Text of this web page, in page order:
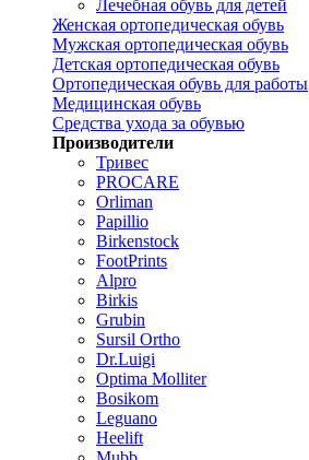
Лечебная обувь для детей
Женская ортопедическая обувь
Мужская ортопедическая обувь
Детская ортопедическая обувь
Ортопедическая обувь для работы
Медицинская обувь
Средства ухода за обувью
Производители
Тривес
PROCARE
Orliman
Papillio
Birkenstock
FootPrints
Alpro
Birkis
Grubin
Sursil Ortho
Dr.Luigi
Optima Molliter
Bosikom
Leguano
Heelift